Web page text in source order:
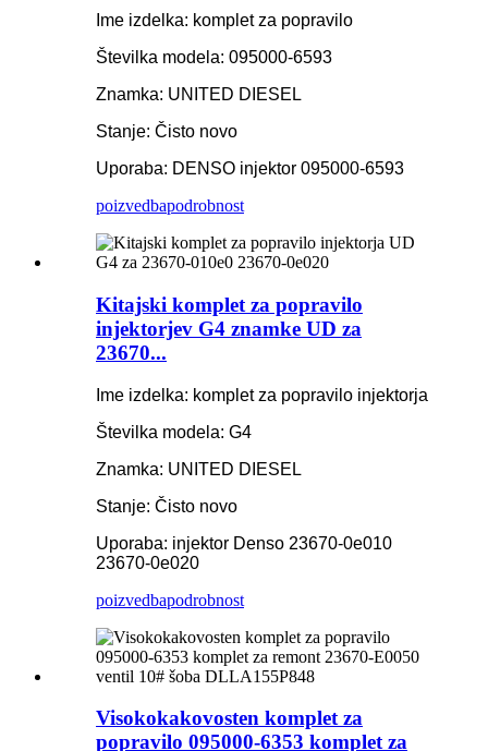
Ime izdelka: komplet za popravilo
Številka modela: 095000-6593
Znamka: UNITED DIESEL
Stanje: Čisto novo
Uporaba: DENSO injektor 095000-6593
poizvedbapodrobnost
Kitajski komplet za popravilo
injektorjev G4 znamke UD za
23670...
Ime izdelka: komplet za popravilo injektorja
Številka modela: G4
Znamka: UNITED DIESEL
Stanje: Čisto novo
Uporaba: injektor Denso 23670-0e010
23670-0e020
poizvedbapodrobnost
Visokokakovosten komplet za
popravilo 095000-6353 komplet za